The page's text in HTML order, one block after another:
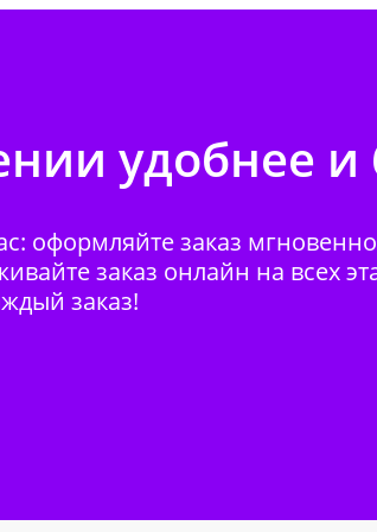
удобнее и
оформляйте заказ
заказ онлайн на всех
заказ!